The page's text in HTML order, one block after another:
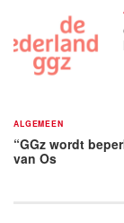
ALGEMEEN
“GGz wordt
van Os